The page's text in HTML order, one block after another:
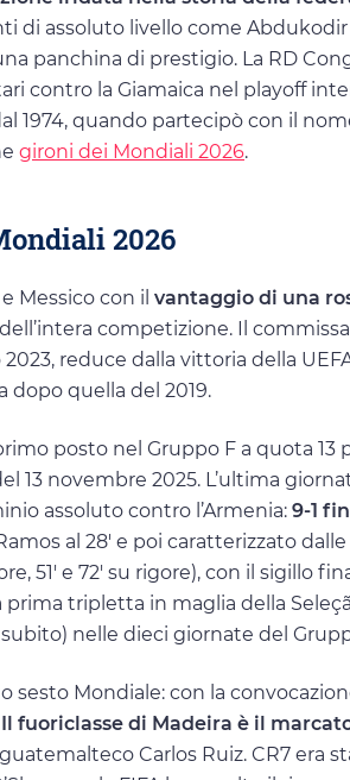
di assoluto livello come
panchina di prestigio. La RD
contro la Giamaica nel playoff
1974, quando partecipò con il
gironi dei Mondiali 2026.
2026
Messico con il vantaggio di una
competizione. Il
reduce dalla vittoria della
dopo quella del 2019.
posto nel Gruppo F a quota
13 novembre 2025. L’ultima
assoluto contro l’Armenia: 9-1
al 28′ e poi caratterizzato
51′ e 72′ su rigore), con il sigillo
tripletta in maglia della
nelle dieci giornate del
sesto Mondiale: con la
Il fuoriclasse di Madeira è il
Carlos Ruiz. CR7 era